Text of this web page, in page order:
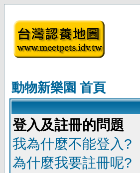
動物新樂園 首頁
登入及註冊的問題
我為什麼不能登入?
為什麼我要註冊呢?